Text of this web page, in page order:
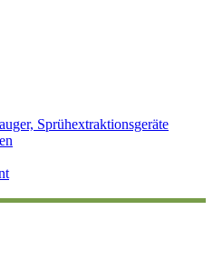
Sprühextraktionsgeräte